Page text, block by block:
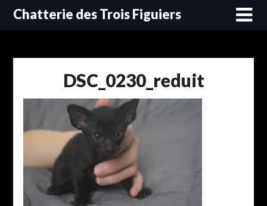
SkipChatterie des Trois Figuiers
DSC_0230_reduit